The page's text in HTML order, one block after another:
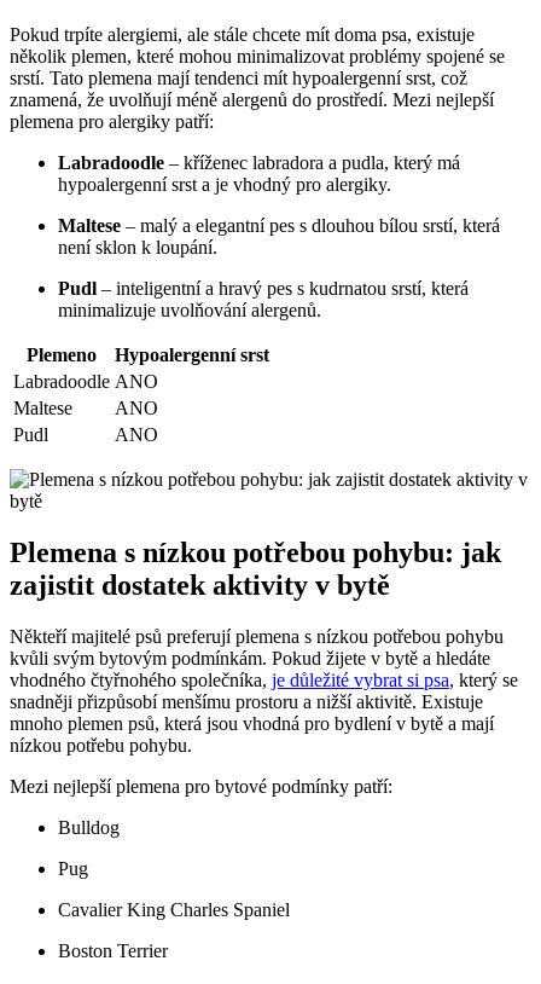
Pokud trpíte alergiemi, ale stále chcete mít doma psa, existuje
několik plemen, které mohou minimalizovat problémy spojené se
srstí. Tato plemena mají tendenci mít hypoalergenní srst, což
znamená, že uvolňují méně alergenů do prostředí. Mezi nejlepší
plemena pro alergiky patří:
Labradoodle – kříženec labradora a pudla, který má
hypoalergenní srst a je vhodný pro alergiky.
Maltese – malý a elegantní pes s dlouhou bílou srstí, která
není sklon k loupání.
Pudl – inteligentní a hravý pes s kudrnatou srstí, která
minimalizuje uvolňování alergenů.
Plemeno
Hypoalergenní srst
Labradoodle ANO
Maltese
ANO
Pudl
ANO
Plemena s nízkou potřebou pohybu: jak
zajistit dostatek aktivity v bytě
Někteří majitelé psů preferují plemena s nízkou potřebou pohybu
kvůli svým bytovým podmínkám. Pokud žijete v bytě a hledáte
vhodného čtyřnohého společníka, je důležité vybrat si psa, který se
snadněji přizpůsobí menšímu prostoru a nižší aktivitě. Existuje
mnoho plemen psů, která jsou vhodná pro bydlení v bytě a mají
nízkou potřebu pohybu.
Mezi nejlepší plemena pro bytové podmínky patří:
Bulldog
Pug
Cavalier King Charles Spaniel
Boston Terrier